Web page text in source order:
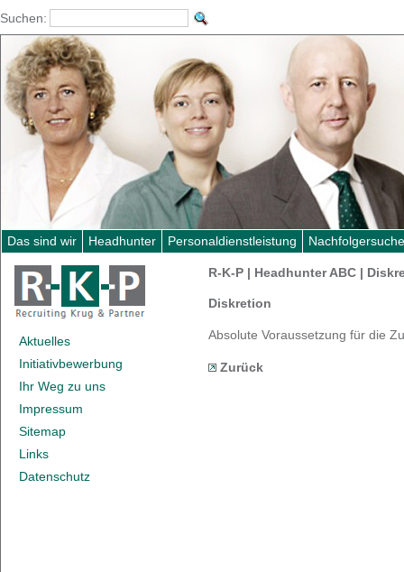
Suchen:
Das sind wir Headhunter Personaldienstleistung Nachfolgersuche
Aktuelles
Initiativbewerbung
Ihr Weg zu uns
Impressum
Sitemap
Links
Datenschutz
R-K-P | Headhunter ABC |
Diskretion
Absolute Voraussetzung für die
Zurück